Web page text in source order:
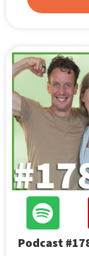
Podcast